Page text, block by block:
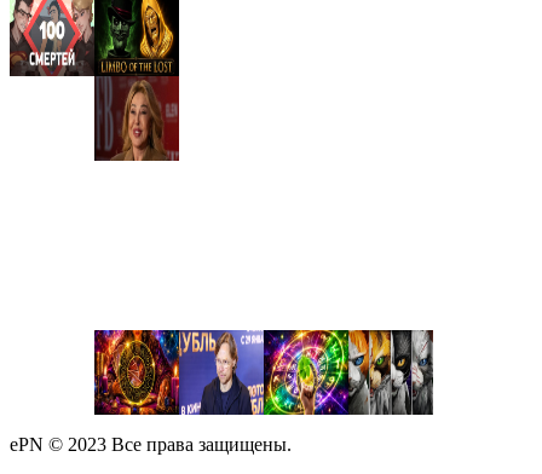
ePN © 2023 Все права защищены.